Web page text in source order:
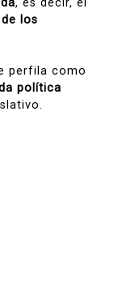
los
perfila como
política